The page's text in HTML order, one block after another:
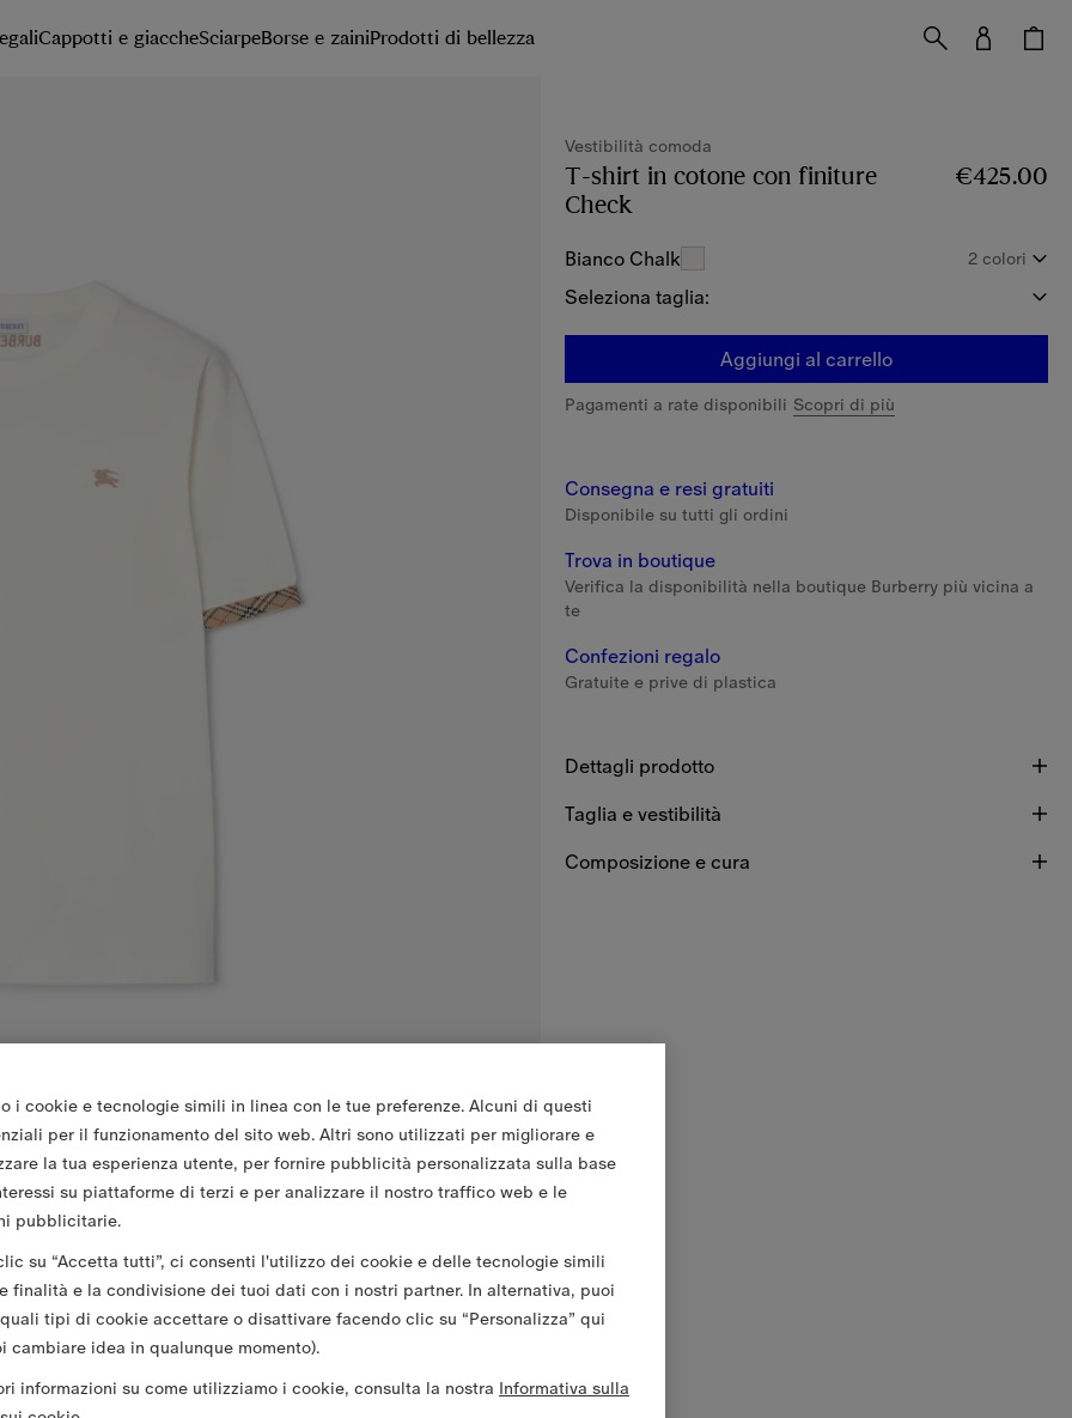
Cappotti e giaccheSciarpeBorse e zainiProdotti di bellezza
Vestibilità comoda
T-shirt in cotone con finiture
Check
€425.00
Bianco Chalk 2 colori
Seleziona taglia:
Aggiungi al carrello
Pagamenti a rate disponibili Scopri di più
Consegna e resi gratuiti
Disponibile su tutti gli ordini
Trova in boutique
Verifica la disponibilità nella boutique Burberry più vicina a
te
Confezioni regalo
Gratuite e prive di plastica
Dettagli prodotto
Taglia e vestibilità
Composizione e cura
i cookie e tecnologie simili in linea con le tue preferenze. Alcuni di questi
per il funzionamento del sito web. Altri sono utilizzati per migliorare e
la tua esperienza utente, per fornire pubblicità personalizzata sulla base
su piattaforme di terzi e per analizzare il nostro traffico web e le
pubblicitarie.
su “Accetta tutti”, ci consenti l'utilizzo dei cookie e delle tecnologie simili
finalità e la condivisione dei tuoi dati con i nostri partner. In alternativa, puoi
tipi di cookie accettare o disattivare facendo clic su “Personalizza” qui
cambiare idea in qualunque momento).
informazioni su come utilizziamo i cookie, consulta la nostra Informativa sulla